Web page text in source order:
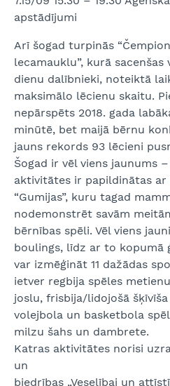
apstādījumi
Arī šogad turpinās
lecamauklu”, kurā
dienu dalībnieki, noteiktā
maksimālo lēcienu skaitu.
nepārspēts 2018. gada
minūtē, bet maijā bērnu
jauns rekords 93 lēcieni
Šogad ir vēl viens jaunums
aktivitātes ir papildinātas
“Gumijas”, kuru tagad
nodemonstrēt savām
bērnības spēli. Vēl viens
boulings, līdz ar to kopumā
var izmēģināt 11 dažādas
ietver regbija spēles
joslu, frisbija/lidojošā
volejbola un basketbola
milzu šahs un dambrete.
Katras aktivitātes norisi
un
biedrības „Veselībai un